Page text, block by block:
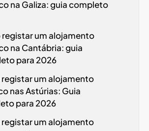
na Galiza: guia completo
registar um alojamento
na Cantábria: guia
para 2026
um alojamento
nas Astúrias: Guia
para 2026
um alojamento